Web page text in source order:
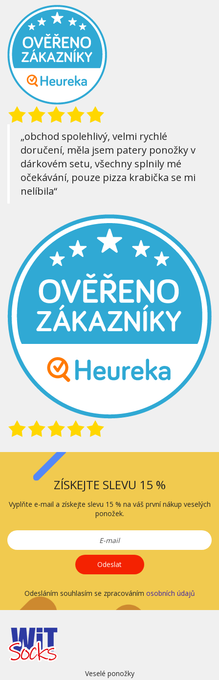
„obchod spolehlivý, velmi rychlé
doručení, měla jsem patery ponožky v
dárkovém setu, všechny splnily mé
očekávání, pouze pizza krabička se mi
nelíbila“
ZÍSKEJTE SLEVU 15 %
Vyplňte e-mail a získejte slevu 15 % na váš první nákup veselých
ponožek.
Odeslat
Odesláním souhlasím se zpracováním osobních údajů
Veselé ponožky